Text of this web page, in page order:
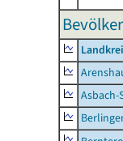
Asbach-